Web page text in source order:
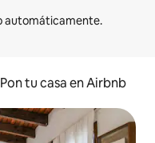
Pon tu casa en Airbnb